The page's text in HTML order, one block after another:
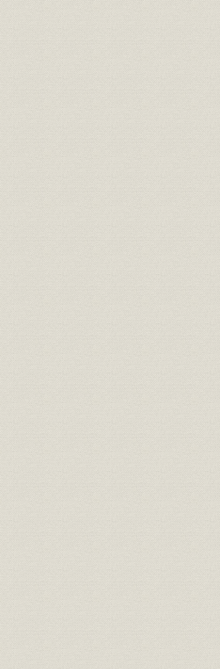
第3節 株式会社山口銀行の創立
1―5行の合併
2―その他合併に係わる事項
第4節 大戦下の新銀行
1―創立時の組織と体制の整備
2―店舗網の整備
3―創立当初の営業状況
4―創立当初の株主状況
5―その他
第2章 戦後復興と当行の再建整備(昭和20年~昭和24年)
第1節 戦後日本の経済復興
1―復興期の日本経済
2―戦後金融制度の整備
3―山口県経済の復興
第2節 当行の再建整備
1―金融機関の再建整備
2―当行の再建整備
3―調整勘定の閉鎖
4―再建整備による増資
第3節 戦後混乱期の経営および経営基盤の確立
1―新体制の経営陣
2―内部体制の整備
3―店舗網の整備
4―救国貯蓄運動と各種預金の創設、復活
5―山口県信用保証協会と山口銀行
第4節 山口銀行職員組合の結成と解散
第5節 業績推移
1―預金の推移
2―貸出金の推移
3―有価証券の推移
4―損益の推移
第3章 日本経済自立と積極経営の展開(昭和24年~昭和30年)
第1節 日本経済自立への道